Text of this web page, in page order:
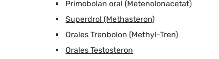
Primobolan oral (Metenolonacetat)
Superdrol (Methasteron)
Orales Trenbolon (Methyl-Tren)
Orales Testosteron